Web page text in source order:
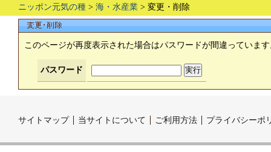
ニッポン元気の種 > 海・水産業 > 変更・削除
このページが再度表示された場合はパスワードが間違っていま
パスワード
サイトマップ 当サイトについて ご利用方法 プライバシーポ